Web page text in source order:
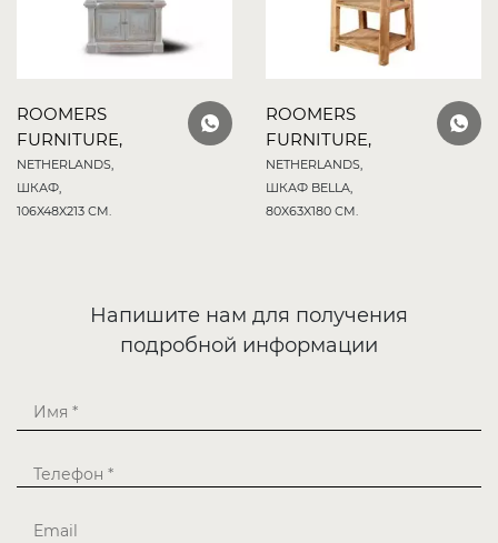
ROOMERS
FURNITURE,
NETHERLANDS,
ШКАФ,
106X48X213 СМ.
ROOMERS
FURNITURE,
NETHERLANDS,
ШКАФ BELLA,
80X63X180 СМ.
Напишите нам для получения
подробной информации